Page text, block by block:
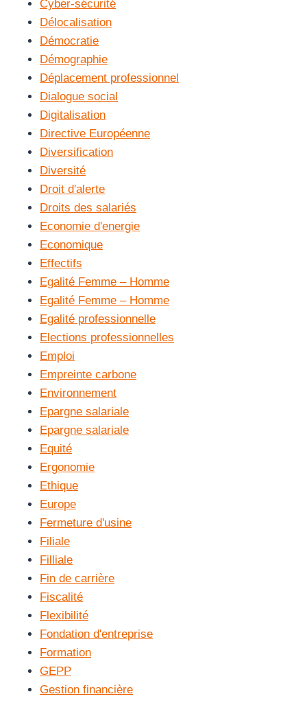
Cyber-sécurité
Délocalisation
Démocratie
Démographie
Déplacement professionnel
Dialogue social
Digitalisation
Directive Européenne
Diversification
Diversité
Droit d'alerte
Droits des salariés
Economie d'energie
Economique
Effectifs
Egalité Femme – Homme
Egalité Femme – Homme
Egalité professionnelle
Elections professionnelles
Emploi
Empreinte carbone
Environnement
Epargne salariale
Epargne salariale
Equité
Ergonomie
Ethique
Europe
Fermeture d'usine
Filiale
Filliale
Fin de carrière
Fiscalité
Flexibilité
Fondation d'entreprise
Formation
GEPP
Gestion financière